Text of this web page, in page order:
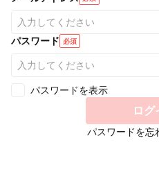
パスワード 必須
パスワードを表示
ログ
パスワードを忘